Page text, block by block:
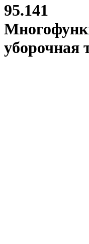
95.141
уборочная